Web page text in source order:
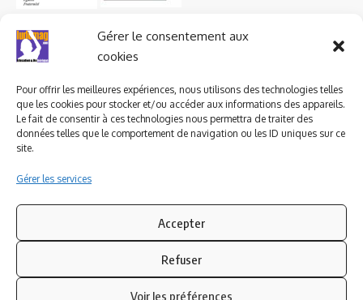
Gérer le consentement aux
cookies
Pour offrir les meilleures expériences, nous utilisons des technologies telles
que les cookies pour stocker et/ou accéder aux informations des appareils.
Le fait de consentir à ces technologies nous permettra de traiter des
données telles que le comportement de navigation ou les ID uniques sur ce
site.
Gérer les services
Accepter
Refuser
Voir les préférences
Suivez-nous